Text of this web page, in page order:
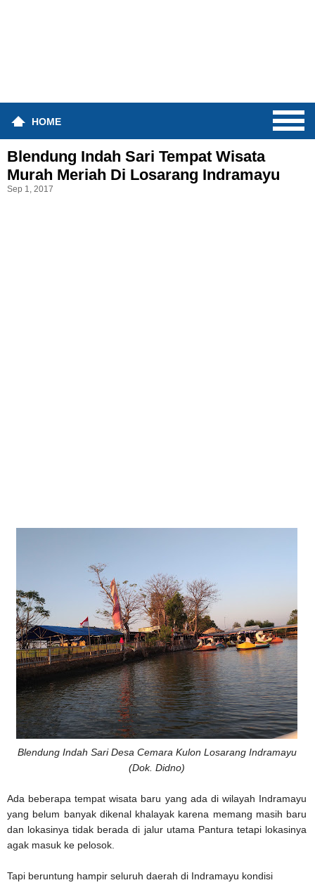
HOME
Blendung Indah Sari Tempat Wisata
Murah Meriah Di Losarang Indramayu
Sep 1, 2017
Blendung Indah Sari Desa Cemara Kulon Losarang Indramayu
(Dok. Didno)
Ada beberapa tempat wisata baru yang ada di wilayah Indramayu
yang belum banyak dikenal khalayak karena memang masih baru
dan lokasinya tidak berada di jalur utama Pantura tetapi lokasinya
agak masuk ke pelosok.
Tapi beruntung hampir seluruh daerah di Indramayu kondisi